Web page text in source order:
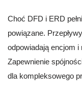
Choć DFD i ERD
powiązane.
odpowiadają encjom
Zapewnienie
dla kompleksowego